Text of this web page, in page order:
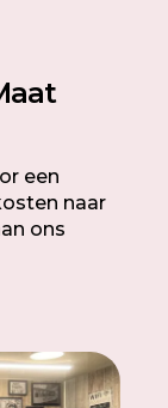
een
naar
ons